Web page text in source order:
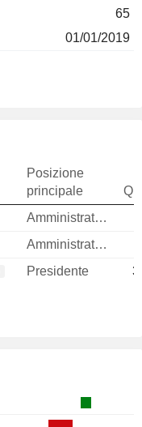
65
01/01/2019
Posizione
principale
Amministratore delegato
Amministratore delegato
Presidente